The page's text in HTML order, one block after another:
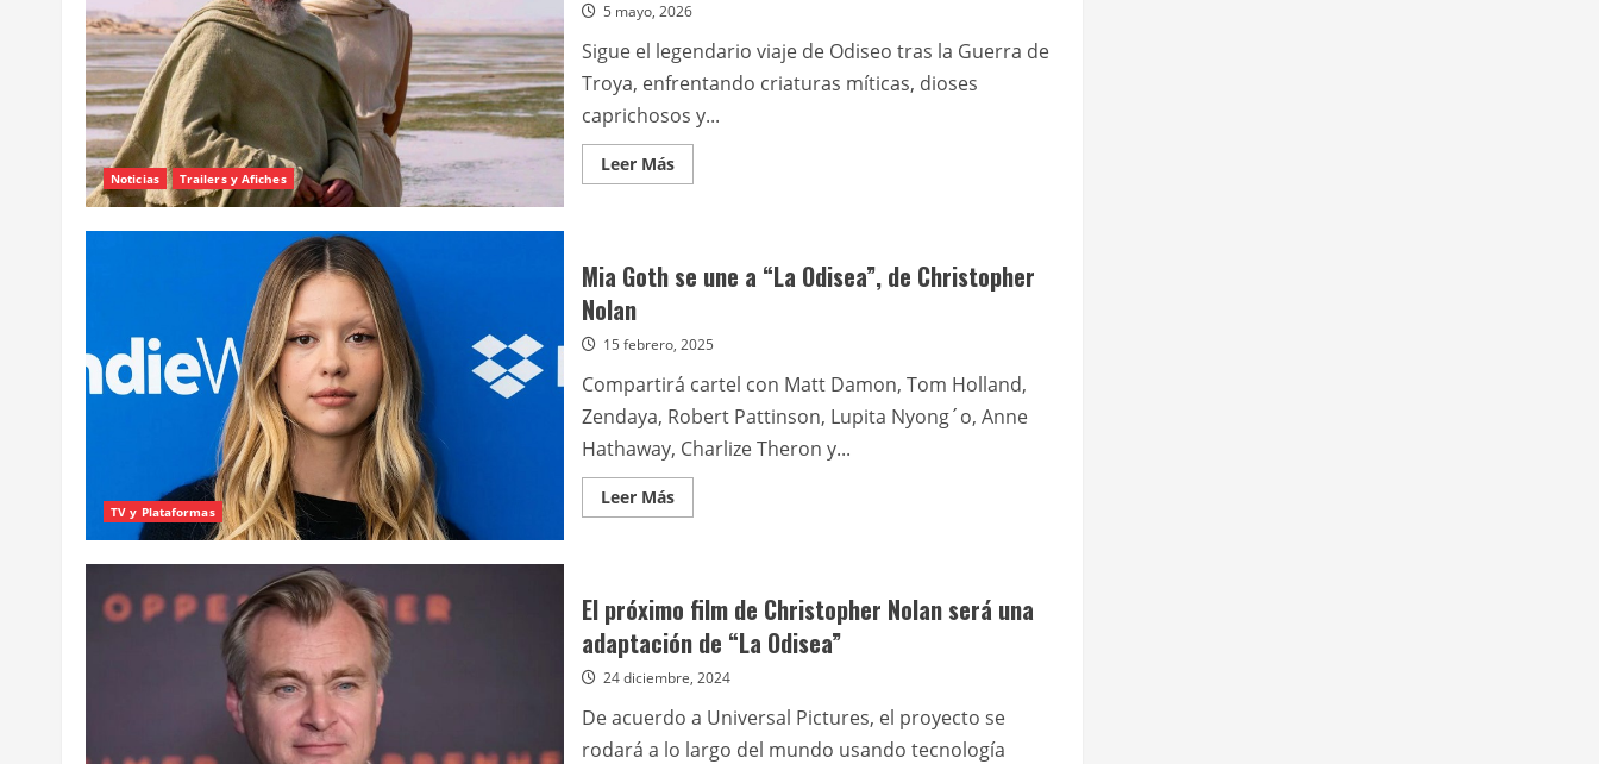
Noticias Trailers y Afiches
5 mayo, 2026
Sigue el legendario viaje de Odiseo tras la Guerra de
Troya, enfrentando criaturas míticas, dioses
caprichosos y...
Leer MásLeer
más
“La
Damon,
Holland
y
Zendaya
TV y Plataformas
Mia Goth se une a “La Odisea”, de Christopher
Nolan
15 febrero, 2025
Compartirá cartel con Matt Damon, Tom Holland,
Zendaya, Robert Pattinson, Lupita Nyong´o, Anne
Hathaway, Charlize Theron y...
Leer MásLeer
más
une
a
“La
de
Nolan
El próximo film de Christopher Nolan será una
adaptación de “La Odisea”
24 diciembre, 2024
De acuerdo a Universal Pictures, el proyecto se
rodará a lo largo del mundo usando tecnología